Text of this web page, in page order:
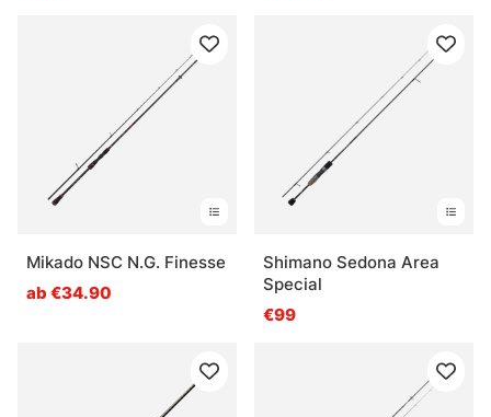
Mikado NSC N.G. Finesse
ab €34.90
Shimano Sedona Area
Special
€99